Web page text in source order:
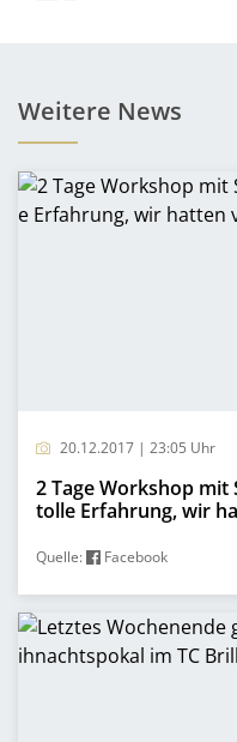
Weitere News
20.12.2017 | 23:05 Uhr
2 Tage Workshop mit
tolle Erfahrung, wir
Quelle: Facebook